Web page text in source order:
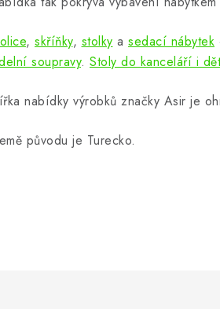
, skříňky, stolky a sedací nábytek
soupravy. Stoly do kanceláří i
nabídky výrobků značky Asir je
původu je Turecko.